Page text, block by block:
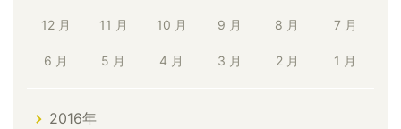
12 月 11 月 10 月 9 月 8 月 7 月
6 月 5 月 4 月 3 月 2 月 1 月
2016年